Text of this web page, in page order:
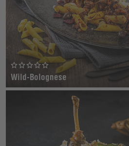
Wild-Bolognese